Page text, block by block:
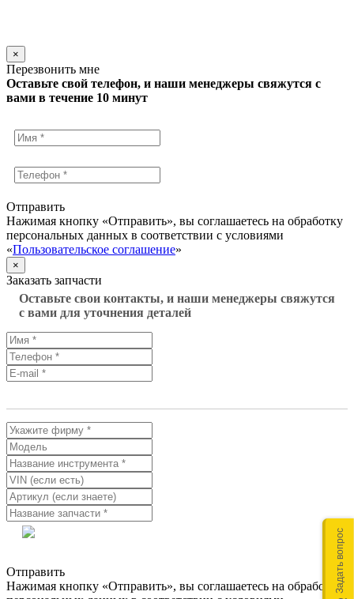
×
Перезвонить мне
Оставьте свой телефон, и наши менеджеры свяжутся с
вами в течение 10 минут
Отправить
Нажимая кнопку «Отправить», вы соглашаетесь на обработку
персональных данных в соответствии с условиями
«Пользовательское соглашение»
×
Заказать запчасти
Оставьте свои контакты, и наши менеджеры свяжутся
с вами для уточнения деталей
Отправить
Нажимая кнопку «Отправить», вы соглашаетесь на обработку
Задать вопрос